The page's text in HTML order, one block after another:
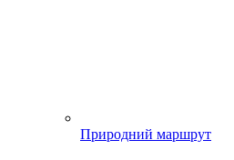
Природний маршрут